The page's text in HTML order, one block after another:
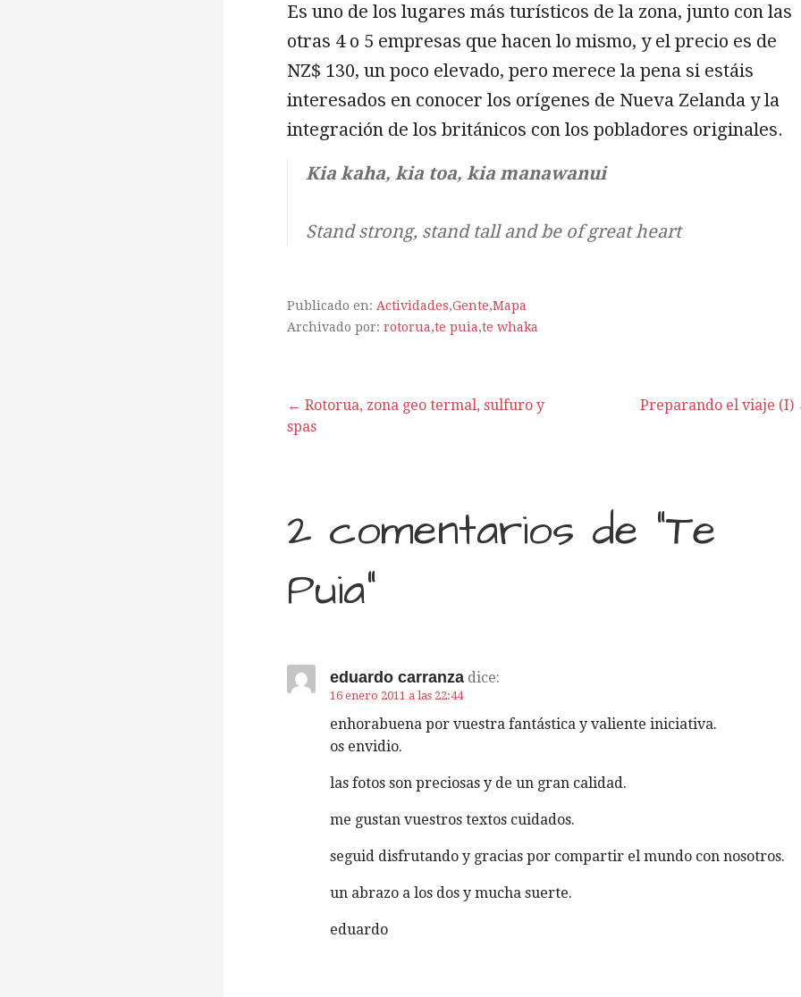
Es uno de los lugares más turísticos de la zona, junto con las
otras 4 o 5 empresas que hacen lo mismo, y el precio es de
NZ$ 130, un poco elevado, pero merece la pena si estáis
interesados en conocer los orígenes de Nueva Zelanda y la
integración de los británicos con los pobladores originales.
Kia kaha, kia toa, kia manawanui
Stand strong, stand tall and be of great heart
Publicado en: Actividades,Gente,Mapa
Archivado por: rotorua,te puia,te whaka
← Rotorua, zona geo termal, sulfuro y
spas
Preparando el viaje (I)
2 comentarios de “Te
Puia”
eduardo carranza dice:
16 enero 2011 a las 22:44
enhorabuena por vuestra fantástica y valiente iniciativa.
os envidio.
las fotos son preciosas y de un gran calidad.
me gustan vuestros textos cuidados.
seguid disfrutando y gracias por compartir el mundo con nosotros.
un abrazo a los dos y mucha suerte.
eduardo